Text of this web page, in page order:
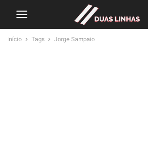
Início Tags Jorge Sampaio